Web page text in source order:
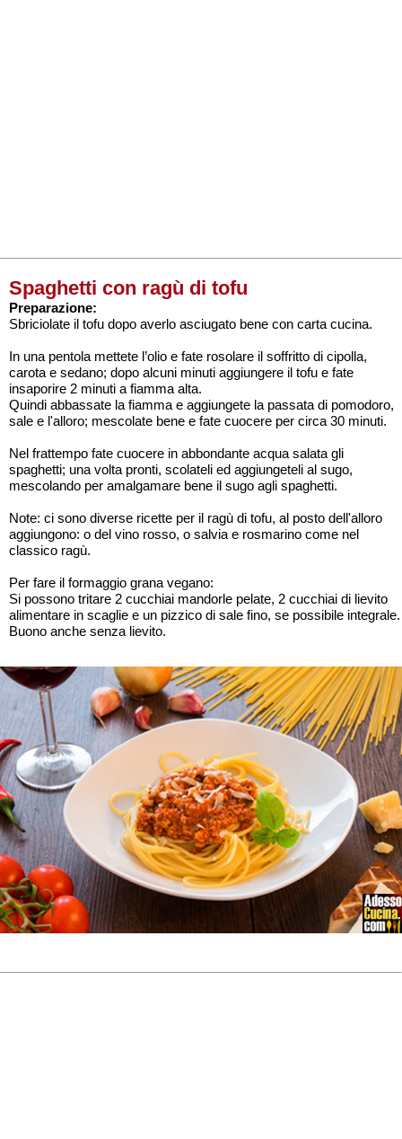
Spaghetti con ragù di tofu
Preparazione:
Sbriciolate il tofu dopo averlo asciugato bene con carta cucina.
In una pentola mettete l’olio e fate rosolare il soffritto di cipolla,
carota e sedano; dopo alcuni minuti aggiungere il tofu e fate
insaporire 2 minuti a fiamma alta.
Quindi abbassate la fiamma e aggiungete la passata di pomodoro,
sale e l'alloro; mescolate bene e fate cuocere per circa 30 minuti.
Nel frattempo fate cuocere in abbondante acqua salata gli
spaghetti; una volta pronti, scolateli ed aggiungeteli al sugo,
mescolando per amalgamare bene il sugo agli spaghetti.
Note: ci sono diverse ricette per il ragù di tofu, al posto dell'alloro
aggiungono: o del vino rosso, o salvia e rosmarino come nel
classico ragù.
Per fare il formaggio grana vegano:
Si possono tritare 2 cucchiai mandorle pelate, 2 cucchiai di lievito
alimentare in scaglie e un pizzico di sale fino, se possibile integrale.
Buono anche senza lievito.